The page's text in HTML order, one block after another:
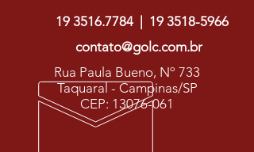
(CxL): 4,3 cm x 1 cm
Tamanho total aproximado (CxL):
Peso aproximado (g): 17
19 3516.7784| 19 3518-5966
contato@golc.com.br
Rua Paula Bueno, Nº 733
Taquaral - Campinas/SP
CEP: 13076-061